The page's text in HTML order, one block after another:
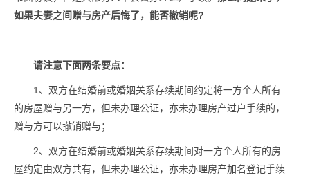
如果夫妻之间赠与房产后悔了，能否撤销呢?
请注意下面两条要点：
1、双方在结婚前或婚姻关系存续期间约定将一方个人所有
的房屋赠与另一方，但未办理公证，亦未办理房产过户手续的，
赠与方可以撤销赠与；
2、双方在结婚前或婚姻关系存续期间对一方个人所有的房
屋约定由双方共有，但未办理公证，亦未办理房产加名登记手续